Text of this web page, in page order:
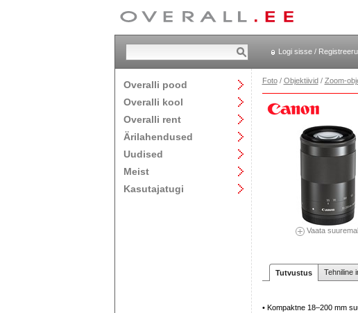
Logi sisse / Registreeru
Overalli pood
Overalli kool
Overalli rent
Ärilahendused
Uudised
Meist
Kasutajatugi
Foto/ Objektiivid/ Zoom-
Vaata
Tutvustus Tehniline
• Kompaktne 18–200 mm